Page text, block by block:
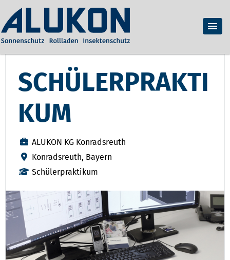
SCHÜLERPRAKTI
KUM
ALUKON KG Konradsreuth
Konradsreuth, Bayern
Schülerpraktikum